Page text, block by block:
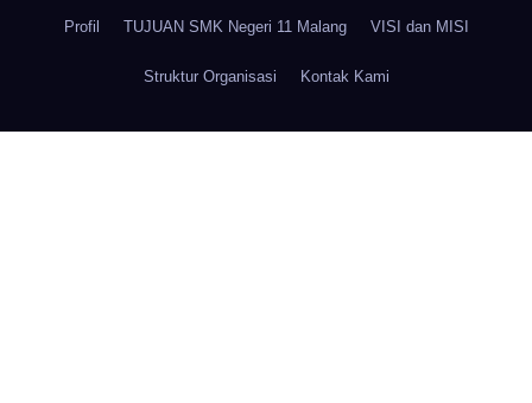
Profil TUJUAN SMK Negeri 11 Malang VISI dan MISI
Struktur Organisasi Kontak Kami